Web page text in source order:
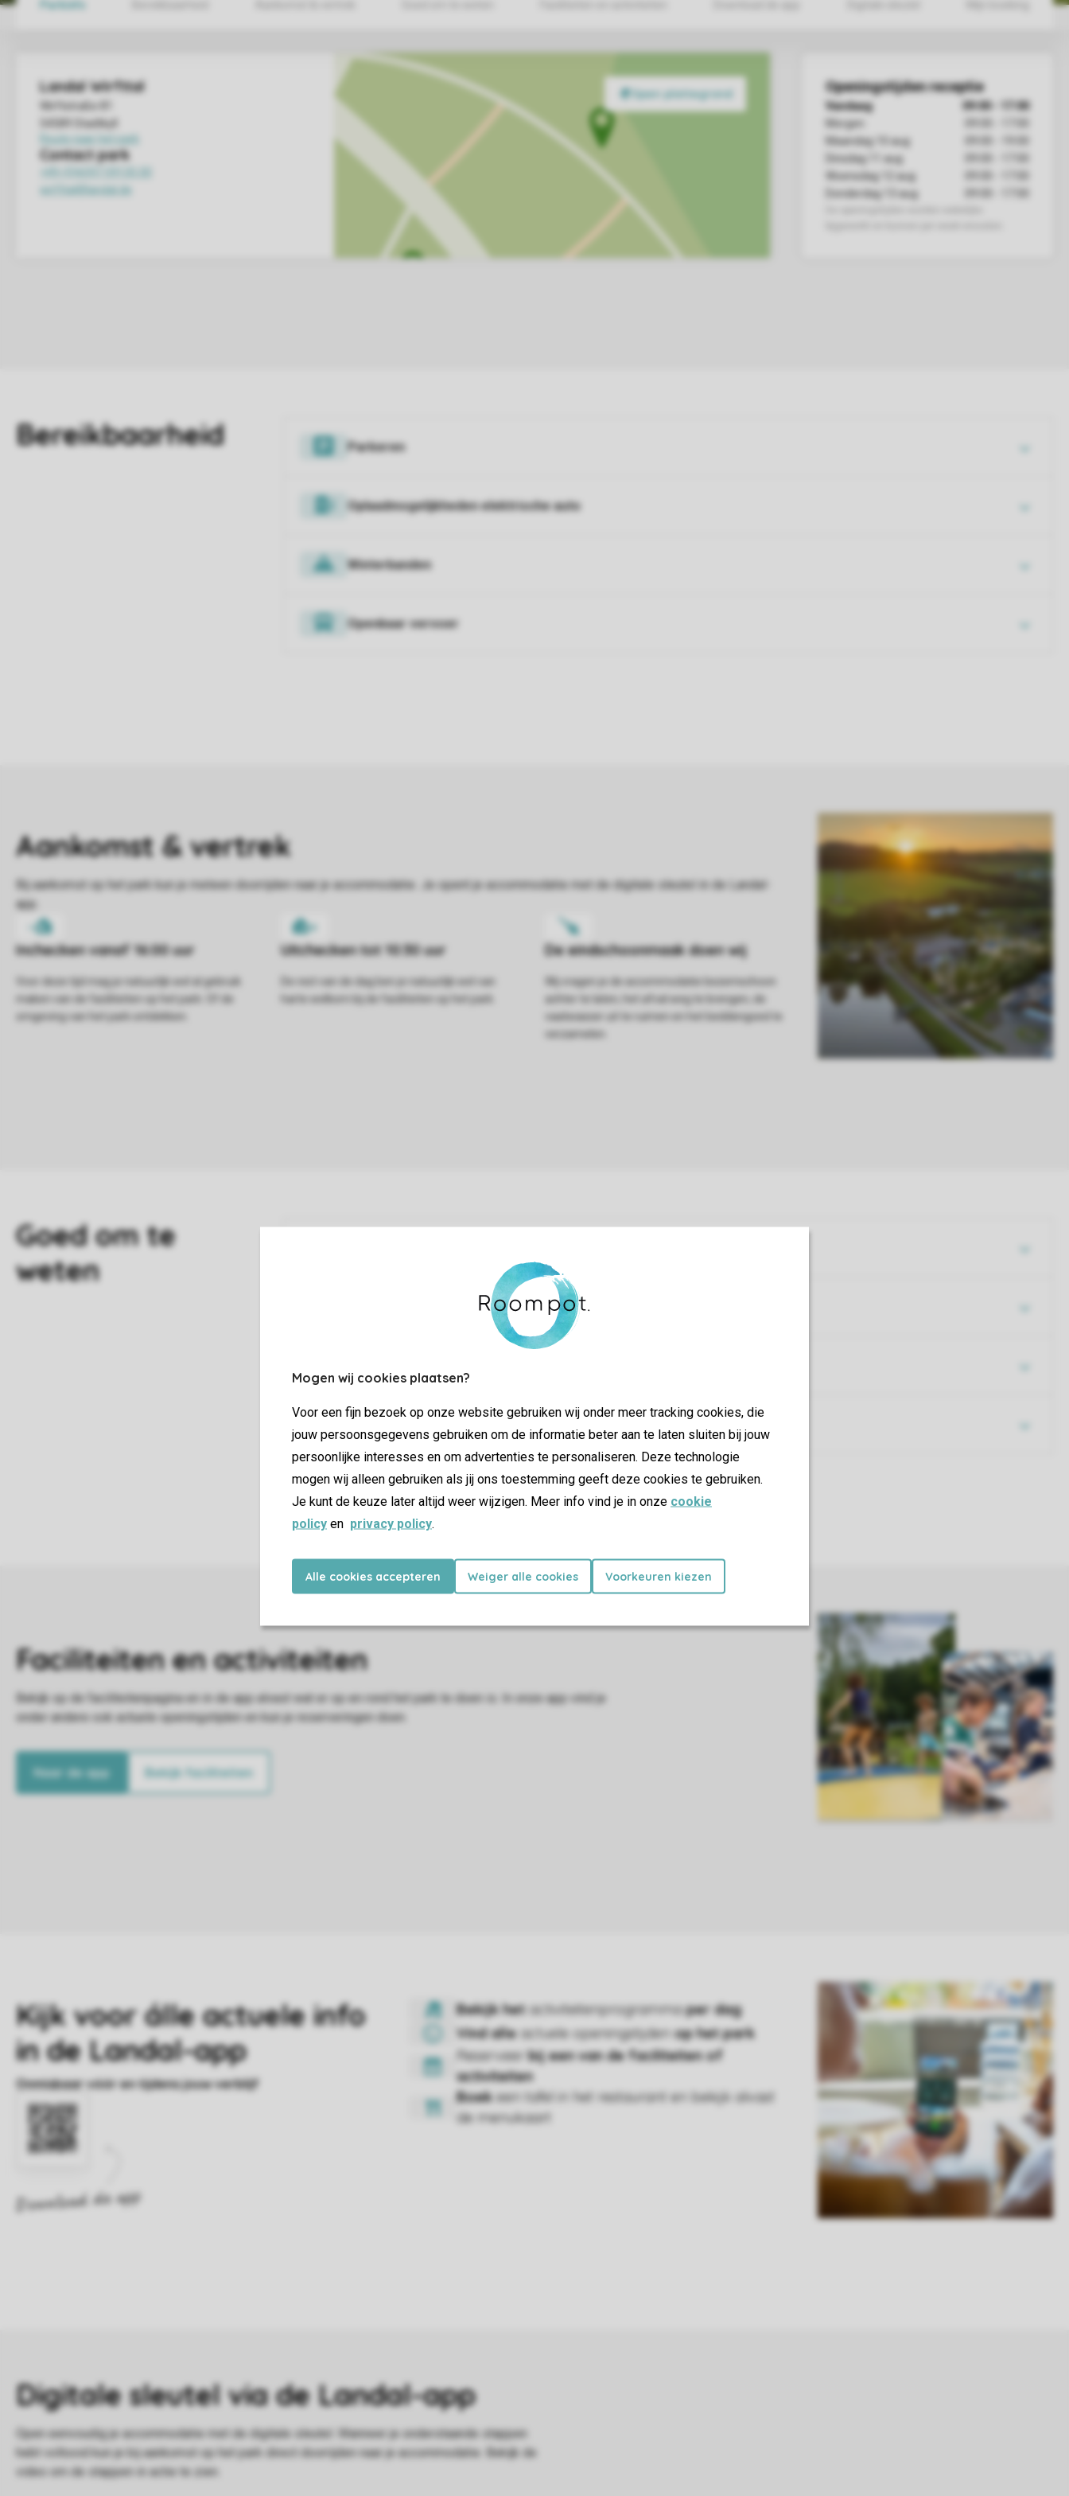
Mogen wij cookies plaatsen?
Voor een fijn bezoek op onze website gebruiken wij onder meer tracking cookies, die
jouw persoonsgegevens gebruiken om de informatie beter aan te laten sluiten bij jouw
persoonlijke interesses en om advertenties te personaliseren. Deze technologie
mogen wij alleen gebruiken als jij ons toestemming geeft deze cookies te gebruiken.
Je kunt de keuze later altijd weer wijzigen. Meer info vind je in onze cookie
policy en privacy policy.
Alle cookies accepteren Weiger alle cookies Voorkeuren kiezen
Parkeren
Oplaadmogelijkheden elektrische auto
Winterbanden
Openbaar vervoer
Voor deze tijd mag je natuurlijk wel al gebruik
maken van de faciliteiten op het park. Of de
omgeving van het park ontdekken.
De rest van de dag ben je natuurlijk wel van
harte welkom bij de faciliteiten op het park.
Wij vragen je de accommodatie bezemschoon
achter te laten, het afval weg te brengen, de
vaatwasser uit te ruimen en het beddengoed te
verzamelen.
Vuurwerk toegestaan
Naar de app Bekijk faciliteiten